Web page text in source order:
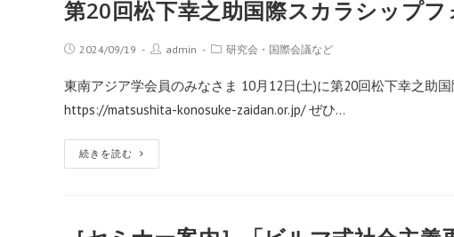
第20回松下幸之助国際スカラシップフ
2024/09/19 admin 研究会・国際会議など
東南アジア学会員のみなさま 10月12日(土)に第20回松下幸之助
https://matsushita-konosuke-zaidan.or.jp/ ぜひ…
続きを読む